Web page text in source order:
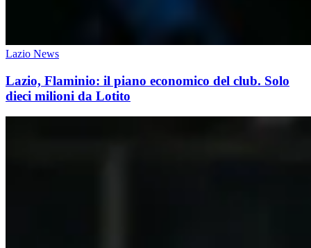
Lazio News
Lazio, Flaminio: il piano economico del club. Solo
dieci milioni da Lotito